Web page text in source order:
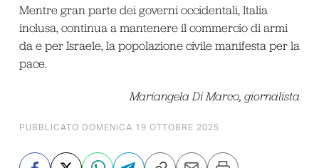
Mentre gran parte dei governi occidentali, Italia
inclusa, continua a mantenere il commercio di armi
da e per Israele, la popolazione civile manifesta per la
pace.
Mariangela Di Marco, giornalista
PUBBLICATO DOMENICA 19 OTTOBRE 2025